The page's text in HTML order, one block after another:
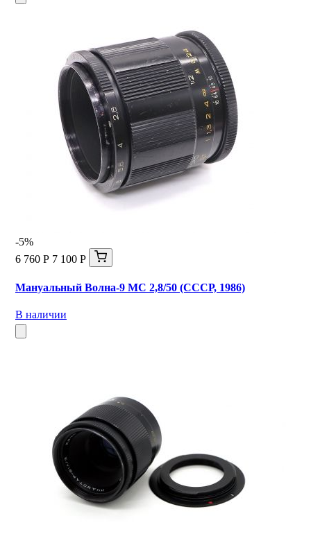
-5%
6 760 Р 7 100 Р
Мануальный Волна-9 МС 2,8/50 (СССР, 1986)
В наличии